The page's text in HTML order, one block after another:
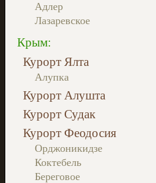
Адлер
Лазаревское
Крым:
Курорт Ялта
Алупка
Курорт Алушта
Курорт Судак
Курорт Феодосия
Орджоникидзе
Коктебель
Береговое